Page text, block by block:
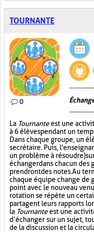
TOURNANTE
0
La Tournanteest une
à 6 élèves pendant un
Dans chaque groupe, un
secrétaire. Puis,
un problème à résoudre)
échanger dans chacun des
prendront des notes. Au
chaque équipe change de
point avec le nouveau
rotation se répète un
partagent leurs rapports
la Tournanteest une
d’échanger sur un sujet,
de la discussion et la